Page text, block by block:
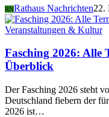
RNRathaus Nachrichten22.
Veranstaltungen & Kultur
Fasching 2026: Alle
Überblick
Der Fasching 2026 steht
Deutschland fiebern der
2026 ist…